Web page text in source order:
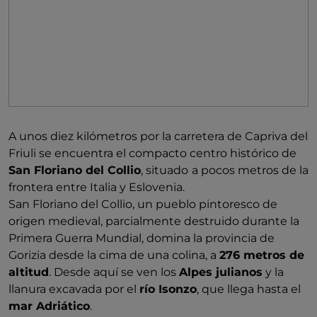
A unos diez kilómetros por la carretera de Capriva del
Friuli se encuentra el compacto centro histórico de
San Floriano del Collio, situado a pocos metros de la
frontera entre Italia y Eslovenia.
San Floriano del Collio, un pueblo pintoresco de
origen medieval, parcialmente destruido durante la
Primera Guerra Mundial, domina la provincia de
Gorizia desde la cima de una colina, a 276 metros de
altitud. Desde aquí se ven los Alpes julianos y la
llanura excavada por el río Isonzo, que llega hasta el
mar Adriático.